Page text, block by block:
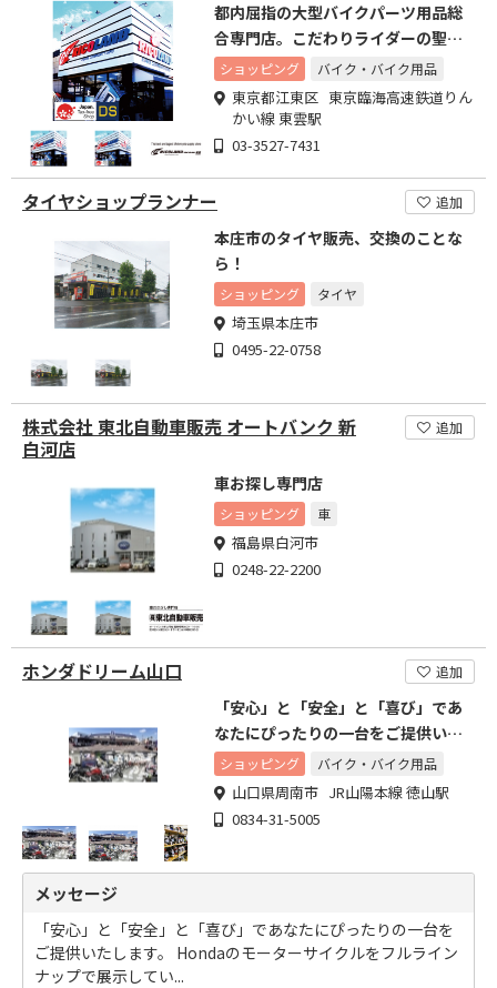
都内屈指の大型バイクパーツ用品総
合専門店。こだわりライダーの聖地
を目指して!
ショッピング バイク・バイク用品
東京都江東区 東京臨海高速鉄道りん
かい線 東雲駅
03-3527-7431
タイヤショップランナー 追加
本庄市のタイヤ販売、交換のことな
ら！
ショッピング タイヤ
埼玉県本庄市
0495-22-0758
株式会社 東北自動車販売 オートバンク 新
白河店
追加
車お探し専門店
ショッピング 車
福島県白河市
0248-22-2200
ホンダドリーム山口 追加
「安心」と「安全」と「喜び」であ
なたにぴったりの一台をご提供いた
します
ショッピング バイク・バイク用品
山口県周南市 JR山陽本線 徳山駅
0834-31-5005
メッセージ
「安心」と「安全」と「喜び」であなたにぴったりの一台を
ご提供いたします。 Hondaのモーターサイクルをフルライン
ナップで展示してい...